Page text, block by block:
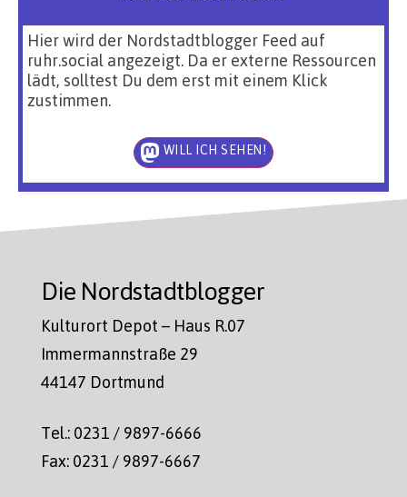
Hier wird der Nordstadtblogger Feed auf
ruhr.social angezeigt. Da er externe Ressourcen
lädt, solltest Du dem erst mit einem Klick
zustimmen.
WILL ICH SEHEN!
Die Nordstadtblogger
Kulturort Depot – Haus R.07
Immermannstraße 29
44147 Dortmund
Tel.: 0231 / 9897-6666
Fax: 0231 / 9897-6667